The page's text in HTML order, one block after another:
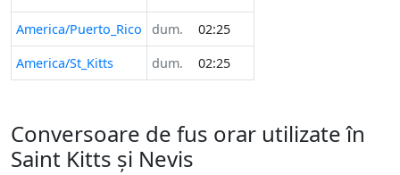
America/Puerto_Rico
dum.
02:25
America/St_Kitts
dum. 02:25
Conversoare de fus orar utilizate în
Saint Kitts și Nevis